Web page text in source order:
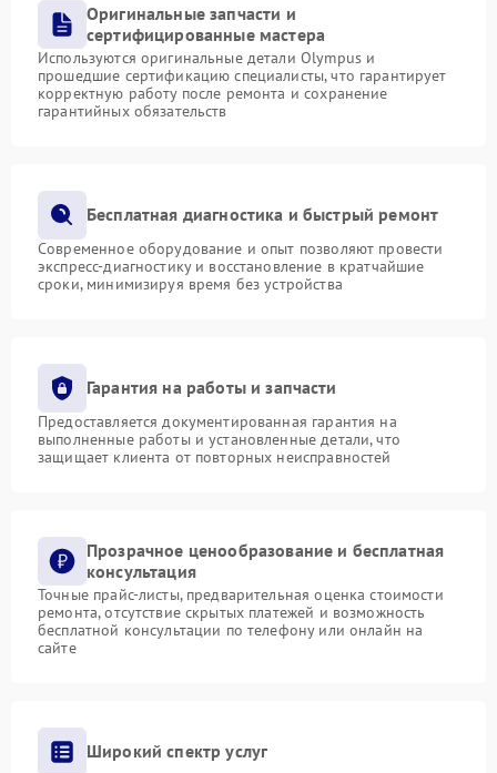
Оригинальные запчасти и
сертифицированные мастера
Используются оригинальные детали Olympus и
прошедшие сертификацию специалисты, что гарантирует
корректную работу после ремонта и сохранение
гарантийных обязательств
Бесплатная диагностика и быстрый ремонт
Современное оборудование и опыт позволяют провести
экспресс-диагностику и восстановление в кратчайшие
сроки, минимизируя время без устройства
Гарантия на работы и запчасти
Предоставляется документированная гарантия на
выполненные работы и установленные детали, что
защищает клиента от повторных неисправностей
Прозрачное ценообразование и бесплатная
консультация
Точные прайс-листы, предварительная оценка стоимости
ремонта, отсутствие скрытых платежей и возможность
бесплатной консультации по телефону или онлайн на
сайте
Широкий спектр услуг